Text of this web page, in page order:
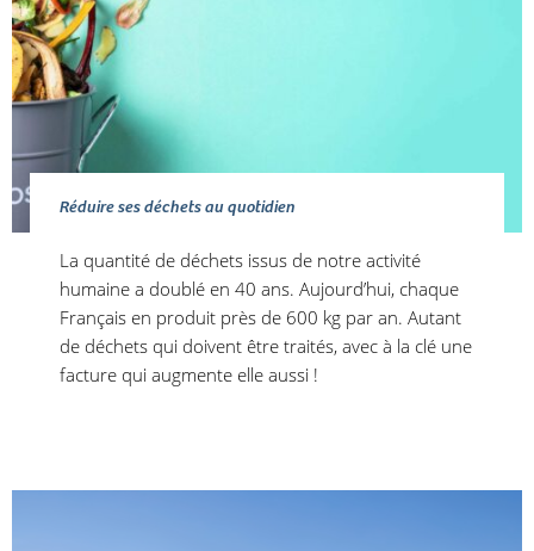
Réduire ses déchets au quotidien
La quantité de déchets issus de notre activité
humaine a doublé en 40 ans. Aujourd’hui, chaque
Français en produit près de 600 kg par an. Autant
de déchets qui doivent être traités, avec à la clé une
facture qui augmente elle aussi !